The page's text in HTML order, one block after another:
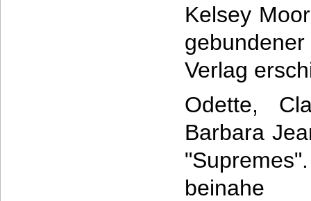
Kelsey
Verlag
Odette,
Barbara
beinahe